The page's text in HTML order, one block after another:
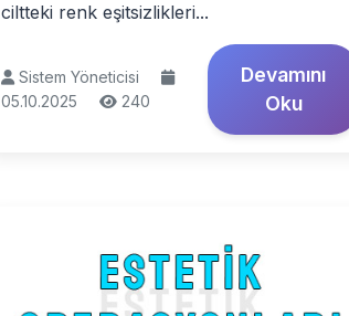
ciltteki renk eşitsizlikleri...
Sistem Yöneticisi
05.10.2025
240
Devamını
Oku